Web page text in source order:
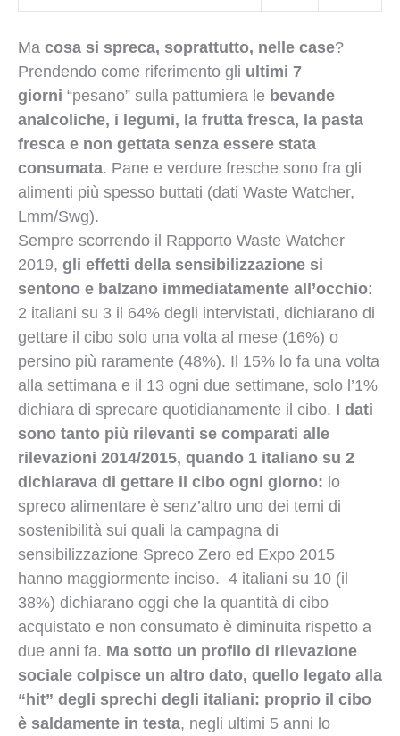
Ma cosa si spreca, soprattutto, nelle case?
Prendendo come riferimento gli ultimi 7
giorni “pesano” sulla pattumiera le bevande
analcoliche, i legumi, la frutta fresca, la pasta
fresca e non gettata senza essere stata
consumata. Pane e verdure fresche sono fra gli
alimenti più spesso buttati (dati Waste Watcher,
Lmm/Swg).
Sempre scorrendo il Rapporto Waste Watcher
2019, gli effetti della sensibilizzazione si
sentono e balzano immediatamente all’occhio:
2 italiani su 3 il 64% degli intervistati, dichiarano di
gettare il cibo solo una volta al mese (16%) o
persino più raramente (48%). Il 15% lo fa una volta
alla settimana e il 13 ogni due settimane, solo l’1%
dichiara di sprecare quotidianamente il cibo. I dati
sono tanto più rilevanti se comparati alle
rilevazioni 2014/2015, quando 1 italiano su 2
dichiarava di gettare il cibo ogni giorno: lo
spreco alimentare è senz’altro uno dei temi di
sostenibilità sui quali la campagna di
sensibilizzazione Spreco Zero ed Expo 2015
hanno maggiormente inciso. 4 italiani su 10 (il
38%) dichiarano oggi che la quantità di cibo
acquistato e non consumato è diminuita rispetto a
due anni fa. Ma sotto un profilo di rilevazione
sociale colpisce un altro dato, quello legato alla
“hit” degli sprechi degli italiani: proprio il cibo
è saldamente in testa, negli ultimi 5 anni lo